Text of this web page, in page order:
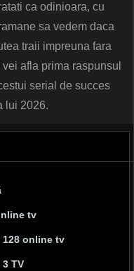
ca odinioara, cu
sa vedem daca
traii impreuna fara
afla prima raspunsul
serial de succes
lui 2026.
tv
online tv
TV